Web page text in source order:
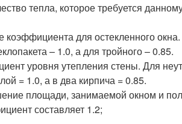
тепла, которое требуется
коэффициента для остекленного
– 1.0, а для тройного – 0.85.
уровня утепления стены. Для
= 1.0, а в два кирпича = 0.85.
площади, занимаемой окном и
составляет 1.2;